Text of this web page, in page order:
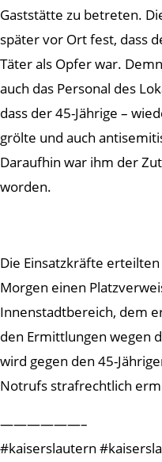
Gaststätte zu betreten.
später vor Ort fest, dass
Täter als Opfer war.
auch das Personal des
dass der 45-Jährige –
grölte und auch
Daraufhin war ihm der
worden.
Die Einsatzkräfte
Morgen einen
Innenstadtbereich, dem
den Ermittlungen wegen
wird gegen den 45-
Notrufs strafrechtlich
——————–
#kaiserslautern